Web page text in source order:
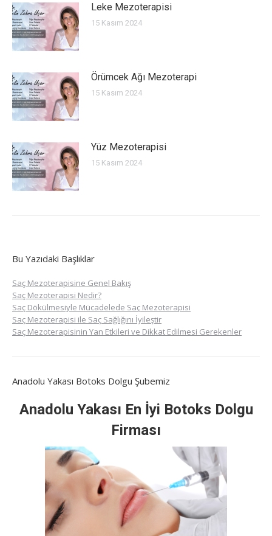
Leke Mezoterapisi
15 Kasım 2024
Örümcek Ağı Mezoterapi
15 Kasım 2024
Yüz Mezoterapisi
15 Kasım 2024
Bu Yazıdaki Başlıklar
Saç Mezoterapisine Genel Bakış
Saç Mezoterapisi Nedir?
Saç Dökülmesiyle Mücadelede Saç Mezoterapisi
Saç Mezoterapisi ile Saç Sağlığını İyileştir
Saç Mezoterapisinin Yan Etkileri ve Dikkat Edilmesi Gerekenler
Anadolu Yakası Botoks Dolgu Şubemiz
Anadolu Yakası En İyi Botoks Dolgu
Firması